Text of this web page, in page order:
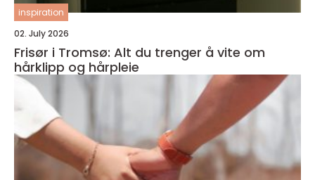
inspiration
02. July 2026
Frisør i Tromsø: Alt du trenger å vite om
hårklipp og hårpleie